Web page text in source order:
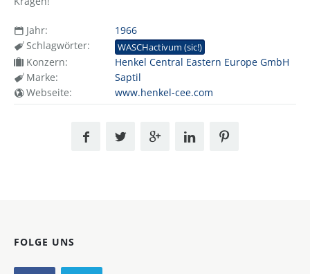
Jahr:
1966
Schlagwörter:
WASCHactivum (sic!)
Konzern:
Henkel Central Eastern Europe GmbH
Marke:
Saptil
Webseite:
www.henkel-cee.com
FOLGE UNS